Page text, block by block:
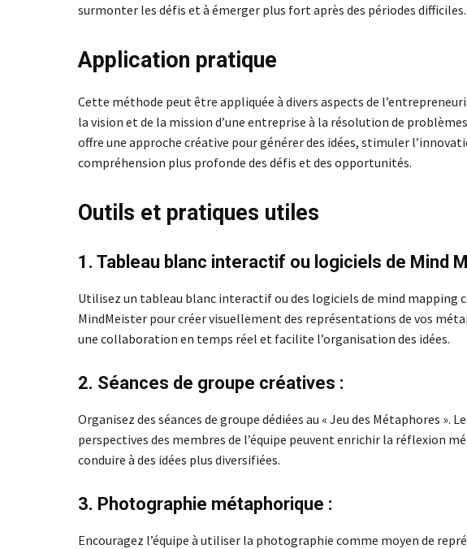
surmonter les défis et à émerger plus fort après des périodes difficiles.
Application pratique
Cette méthode peut être appliquée à divers aspects de
la vision et de la mission d’une entreprise à la résolution de
offre une approche créative pour générer des idées, stimuler
compréhension plus profonde des défis et des opportunités.
Outils et pratiques utiles
1. Tableau blanc interactif ou logiciels de Mind
Utilisez un tableau blanc interactif ou des logiciels de mind mapping
MindMeister pour créer visuellement des représentations de vos
une collaboration en temps réel et facilite l’organisation des idées.
2. Séances de groupe créatives :
Organisez des séances de groupe dédiées au « Jeu des Métaphores ».
perspectives des membres de l’équipe peuvent enrichir la réflexion
conduire à des idées plus diversifiées.
3. Photographie métaphorique :
Encouragez l’équipe à utiliser la photographie comme moyen de